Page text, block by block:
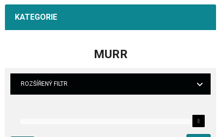
KATEGORIE
MURR
ROZŠÍŘENÝ FILTR